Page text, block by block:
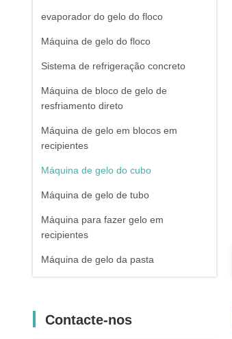
evaporador do gelo do floco
Máquina de gelo do floco
Sistema de refrigeração concreto
Máquina de bloco de gelo de
resfriamento direto
Máquina de gelo em blocos em
recipientes
Máquina de gelo do cubo
Máquina de gelo de tubo
Máquina para fazer gelo em
recipientes
Máquina de gelo da pasta
Contacte-nos